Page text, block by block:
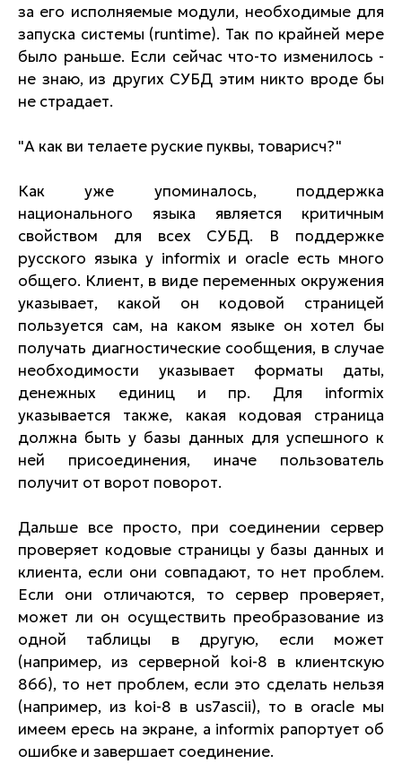
за его исполняемые модули, необходимые для
запуска системы (runtime). Так по крайней мере
было раньше. Если сейчас что-то изменилось -
не знаю, из других СУБД этим никто вроде бы
не страдает.
"А как ви телаете руские пуквы, товарисч?"
Как уже упоминалось, поддержка
национального языка является критичным
свойством для всех СУБД. В поддержке
русского языка у informix и oracle есть много
общего. Клиент, в виде переменных окружения
указывает, какой он кодовой страницей
пользуется сам, на каком языке он хотел бы
получать диагностические сообщения, в случае
необходимости указывает форматы даты,
денежных единиц и пр. Для informix
указывается также, какая кодовая страница
должна быть у базы данных для успешного к
ней присоединения, иначе пользователь
получит от ворот поворот.
Дальше все просто, при соединении сервер
проверяет кодовые страницы у базы данных и
клиента, если они совпадают, то нет проблем.
Если они отличаются, то сервер проверяет,
может ли он осуществить преобразование из
одной таблицы в другую, если может
(например, из серверной koi-8 в клиентскую
866), то нет проблем, если это сделать нельзя
(например, из koi-8 в us7ascii), то в oracle мы
имеем ересь на экране, а informix рапортует об
ошибке и завершает соединение.